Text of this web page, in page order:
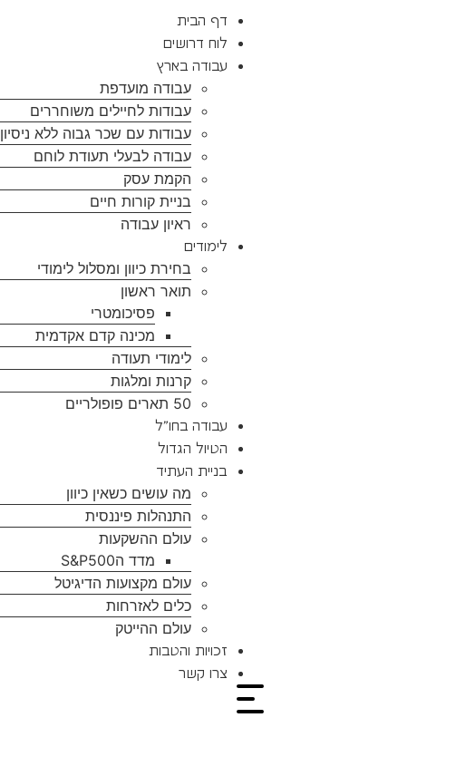
דף הבית
לוח דרושים
עבודה בארץ
עבודה מועדפת
עבודות לחיילים משוחררים
עבודות עם שכר גבוה ללא ניסיון
עבודה לבעלי תעודת לוחם
הקמת עסק
בניית קורות חיים
ראיון עבודה
לימודים
בחירת כיוון ומסלול לימודי
תואר ראשון
פסיכומטרי
מכינה קדם אקדמית
לימודי תעודה
קרנות ומלגות
50 תארים פופולריים
עבודה בחו”ל
הטיול הגדול
בניית העתיד
מה עושים כשאין כיוון
התנהלות פיננסית
עולם ההשקעות
מדד הS&P500
עולם מקצועות הדיגיטל
כלים לאזרחות
עולם ההייטק
זכויות והטבות
צרו קשר